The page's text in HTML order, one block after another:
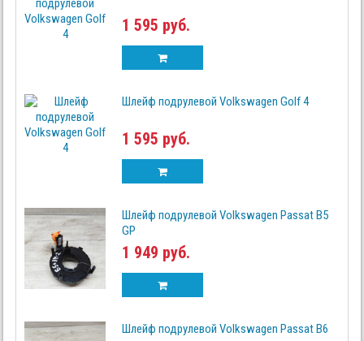
1 595 руб.
Шлейф подрулевой Volkswagen Golf 4
1 595 руб.
Шлейф подрулевой Volkswagen Passat B5
GP
1 949 руб.
Шлейф подрулевой Volkswagen Passat B6